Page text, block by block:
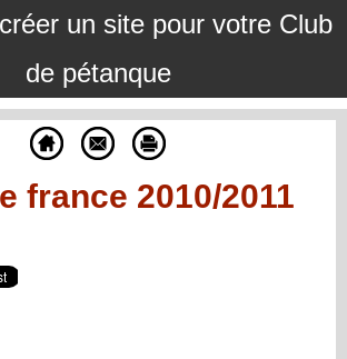
un site pour votre Club
de pétanque
france 2010/2011